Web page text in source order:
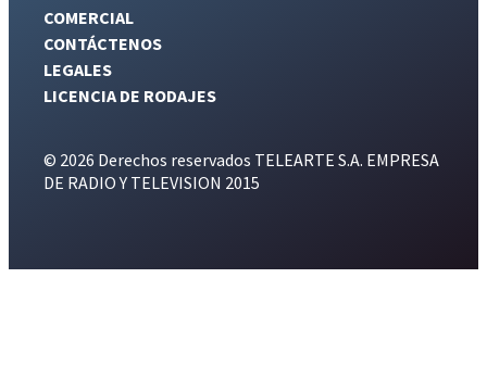
COMERCIAL
CONTÁCTENOS
LEGALES
LICENCIA DE RODAJES
© 2026 Derechos reservados TELEARTE S.A. EMPRESA
DE RADIO Y TELEVISION 2015